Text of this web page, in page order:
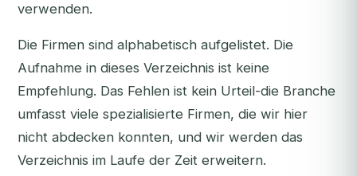
verwenden.
Die Firmen sind alphabetisch aufgelistet. Die
Aufnahme in dieses Verzeichnis ist keine
Empfehlung. Das Fehlen ist kein Urteil-die Branche
umfasst viele spezialisierte Firmen, die wir hier
nicht abdecken konnten, und wir werden das
Verzeichnis im Laufe der Zeit erweitern.